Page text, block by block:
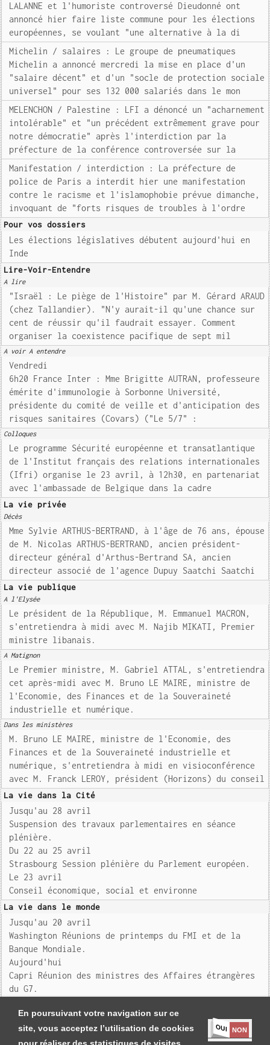
En poursuivant votre navigation sur ce
site, vous acceptez l’utilisation de cookies
OUI NON
LALANNE et l'humoriste controversé Dieudonné ont
annoncé hier faire liste commune pour les élections
européennes, se voulant "une alternative à la di
Michelin / salaires : Le groupe de pneumatiques
Michelin a annoncé mercredi la mise en place d'un
"salaire décent" et d'un "socle de protection sociale
universel" pour ses 132 000 salariés dans le mon
MELENCHON / Palestine : LFI a dénoncé un "acharnement
intolérable" et "un précédent extrêmement grave pour
notre démocratie" après l'interdiction par la
préfecture de la conférence controversée sur la
Manifestation / interdiction : La préfecture de
police de Paris a interdit hier une manifestation
contre le racisme et l'islamophobie prévue dimanche,
invoquant de "forts risques de troubles à l'ordre
Pour vos dossiers
Les élections législatives débutent aujourd'hui en
Inde
Lire-Voir-Entendre
A lire
"Israël : Le piège de l'Histoire" par M. Gérard ARAUD
(chez Tallandier). "N'y aurait-il qu'une chance sur
cent de réussir qu'il faudrait essayer. Comment
organiser la coexistence pacifique de sept mil
A voir A entendre
Vendredi
6h20 France Inter : Mme Brigitte AUTRAN, professeure
émérite d'immunologie à Sorbonne Université,
présidente du comité de veille et d'anticipation des
risques sanitaires (Covars) ("Le 5/7" :
Colloques
Le programme Sécurité européenne et transatlantique
de l'Institut français des relations internationales
(Ifri) organise le 23 avril, à 12h30, en partenariat
avec l'ambassade de Belgique dans la cadre
La vie privée
Décès
Mme Sylvie ARTHUS-BERTRAND, à l'âge de 76 ans, épouse
de M. Nicolas ARTHUS-BERTRAND, ancien président-
directeur général d'Arthus-Bertrand SA, ancien
directeur associé de l'agence Dupuy Saatchi Saatchi
La vie publique
A l'Elysée
Le président de la République, M. Emmanuel MACRON,
s'entretiendra à midi avec M. Najib MIKATI, Premier
ministre libanais.
A Matignon
Le Premier ministre, M. Gabriel ATTAL, s'entretiendra
cet après-midi avec M. Bruno LE MAIRE, ministre de
l'Economie, des Finances et de la Souveraineté
industrielle et numérique.
Dans les ministères
M. Bruno LE MAIRE, ministre de l'Economie, des
Finances et de la Souveraineté industrielle et
numérique, s'entretiendra à midi en visioconférence
avec M. Franck LEROY, président (Horizons) du conseil
La vie dans la Cité
Jusqu'au 28 avril
Suspension des travaux parlementaires en séance
plénière.
Du 22 au 25 avril
Strasbourg Session plénière du Parlement européen.
Le 23 avril
Conseil économique, social et environne
La vie dans le monde
Jusqu'au 20 avril
Washington Réunions de printemps du FMI et de la
Banque Mondiale.
Aujourd'hui
Capri Réunion des ministres des Affaires étrangères
du G7.